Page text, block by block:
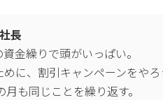
長
金繰りで頭がいっぱい。
に、割引キャンペーンをやろ
も同じことを繰り返す。